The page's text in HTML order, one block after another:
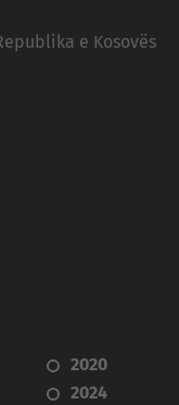
e Kosovës
2020
2024